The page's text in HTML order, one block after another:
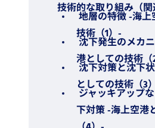
技術的な取り組み（関
地層の特徴 -海上
技術（1）-
沈下発生のメカ
港としての技術（
沈下対策と沈下
としての技術（3
ジャッキアップ
下対策 -海上空港